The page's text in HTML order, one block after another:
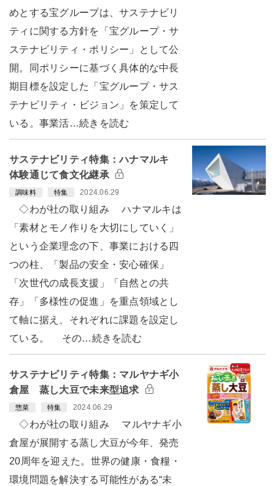
めとする宝グループは、サステナビリ
ティに関する方針を「宝グループ・サ
ステナビリティ・ポリシー」として公
開。同ポリシーに基づく具体的な中長
期目標を設定した「宝グループ・サス
テナビリティ・ビジョン」を策定して
いる。事業活…続きを読む
サステナビリティ特集：ハナマルキ
体験通じて食文化継承
調味料 特集 2024.06.29
◇わが社の取り組み ハナマルキは
「素材とモノ作りを大切にしていく」
という企業理念の下、事業における四
つの柱、「製品の安全・安心確保」
「次世代の成長支援」「自然との共
存」「多様性の促進」を重点領域とし
て軸に据え、それぞれに課題を設定し
ている。 その…続きを読む
サステナビリティ特集：マルヤナギ小
倉屋 蒸し大豆で未来型追求
惣菜 特集 2024.06.29
◇わが社の取り組み マルヤナギ小
倉屋が展開する蒸し大豆が今年、発売
20周年を迎えた。世界の健康・食糧・
環境問題を解決する可能性がある“未